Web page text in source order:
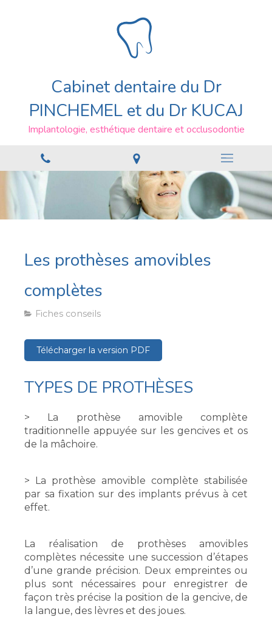
Cabinet dentaire du Dr
PINCHEMEL et du Dr KUCAJ
Implantologie, esthétique dentaire et occlusodontie
Les prothèses amovibles
complètes
Fiches conseils
Télécharger la version PDF
TYPES DE PROTHÈSES
> La prothèse amovible complète
traditionnelle appuyée sur les gencives et os
de la mâchoire.
> La prothèse amovible complète stabilisée
par sa fixation sur des implants prévus à cet
effet.
La réalisation de prothèses amovibles
complètes nécessite une succession d’étapes
d’une grande précision. Deux empreintes ou
plus sont nécessaires pour enregistrer de
façon très précise la position de la gencive, de
la langue, des lèvres et des joues.